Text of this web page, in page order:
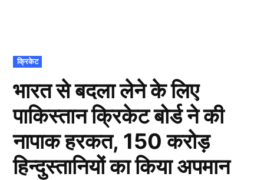
POSTED
IN
क्रिकेट
भारत से बदला लेने के लिए
पाकिस्तान क्रिकेट बोर्ड ने की
नापाक हरकत, 150 करोड़
हिन्दुस्तानियों का किया अपमान